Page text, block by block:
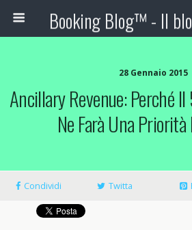
28 Gennaio 2015
Ancillary Revenue: Perché
Ne Farà Una
Condividi Twitta